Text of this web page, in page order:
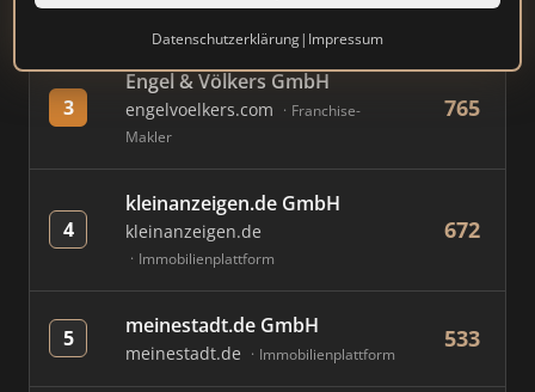
Datenschutzerklärung| Impressum
immowelt.de Immobilienplattform
3
Engel & Völkers GmbH
engelvoelkers.com
Franchise-
Makler
765
4
kleinanzeigen.de GmbH
kleinanzeigen.de
Immobilienplattform
672
5 meinestadt.de GmbH
meinestadt.de Immobilienplattform
533